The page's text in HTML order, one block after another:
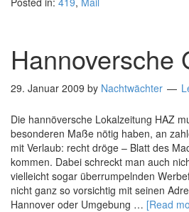
Hannoversche
29. Januar 2009 by Nachtwächter
Die hannöversche Lokalzeitung HAZ
besonderen Maße nötig haben, an
mit Verlaub: recht dröge – Blatt des
kommen. Dabei schreckt man auch
vielleicht sogar überrumpelnden
nicht ganz so vorsichtig mit seinen
Hannover oder Umgebung … [Read